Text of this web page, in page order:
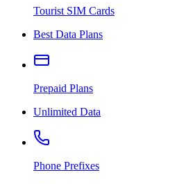
Tourist SIM Cards
Best Data Plans
Prepaid Plans
Unlimited Data
Phone Prefixes